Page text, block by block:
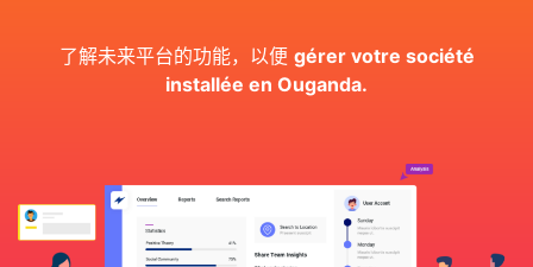
了解未来平台的功能，以便 gérer votre société
installée en Ouganda.